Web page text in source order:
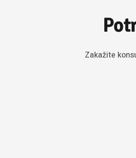
Zakažite